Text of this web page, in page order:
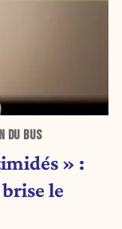
DU BUS
» :
le